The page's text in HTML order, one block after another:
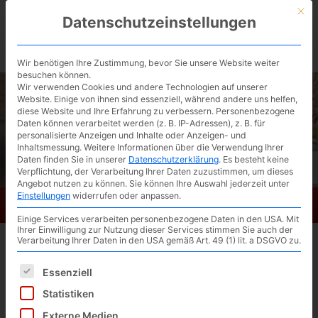
Skip
content
BIKESATTEL.de / kostenlose Ergonomie-
Bikesattel.de
E-Bikesattel oder Fahrradsattel?
Mit
Datenschutzeinstellungen
Wir benötigen Ihre Zustimmung, bevor Sie unsere Website weiter
besuchen können.
Wir verwenden Cookies und andere Technologien auf unserer
Website. Einige von ihnen sind essenziell, während andere uns helfen,
diese Website und Ihre Erfahrung zu verbessern. Personenbezogene
Daten können verarbeitet werden (z. B. IP-Adressen), z. B. für
personalisierte Anzeigen und Inhalte oder Anzeigen- und
Inhaltsmessung. Weitere Informationen über die Verwendung Ihrer
Daten finden Sie in unserer Datenschutzerklärung. Es besteht keine
Verpflichtung, der Verarbeitung Ihrer Daten zuzustimmen, um dieses
Angebot nutzen zu können. Sie können Ihre Auswahl jederzeit unter
Einstellungen widerrufen oder anpassen.
Einige Services verarbeiten personenbezogene Daten in den USA. Mit
Ihrer Einwilligung zur Nutzung dieser Services stimmen Sie auch der
Verarbeitung Ihrer Daten in den USA gemäß Art. 49 (1) lit. a DSGVO zu.
Es folgt eine Liste der Service-Gruppen, für die eine
Essenziell
Statistiken
Externe Medien